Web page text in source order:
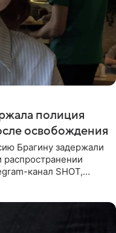
полиция
освобождения
Брагину задержали
распространении
канал SHOT,